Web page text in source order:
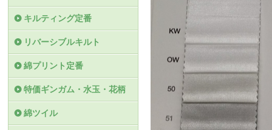
キルティング定番
リバーシブルキルト
綿プリント定番
特価ギンガム・水玉・花柄
綿ツイル